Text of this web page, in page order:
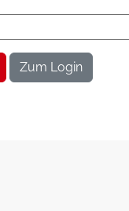
Zum Login